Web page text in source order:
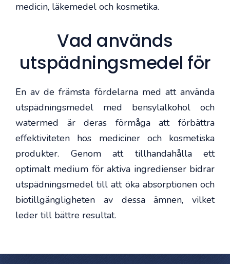
medicin, läkemedel och kosmetika.
Vad används
utspädningsmedel för
En av de främsta fördelarna med att använda
utspädningsmedel med bensylalkohol och
watermed är deras förmåga att förbättra
effektiviteten hos mediciner och kosmetiska
produkter. Genom att tillhandahålla ett
optimalt medium för aktiva ingredienser bidrar
utspädningsmedel till att öka absorptionen och
biotillgängligheten av dessa ämnen, vilket
leder till bättre resultat.